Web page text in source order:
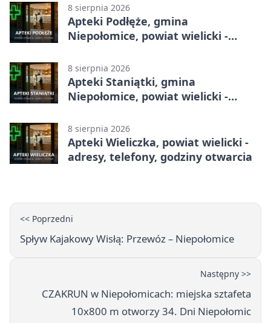
8 sierpnia 2026
Apteki Podłęże, gmina
Niepołomice, powiat wielicki -
8 sierpnia 2026
Apteki Staniątki, gmina
Niepołomice, powiat wielicki -
8 sierpnia 2026
Apteki Wieliczka, powiat wielicki -
adresy, telefony, godziny otwarcia
<< Poprzedni
Spływ Kajakowy Wisłą: Przewóz – Niepołomice
Następny >>
CZAKRUN w Niepołomicach: miejska sztafeta
10x800 m otworzy 34. Dni Niepołomic